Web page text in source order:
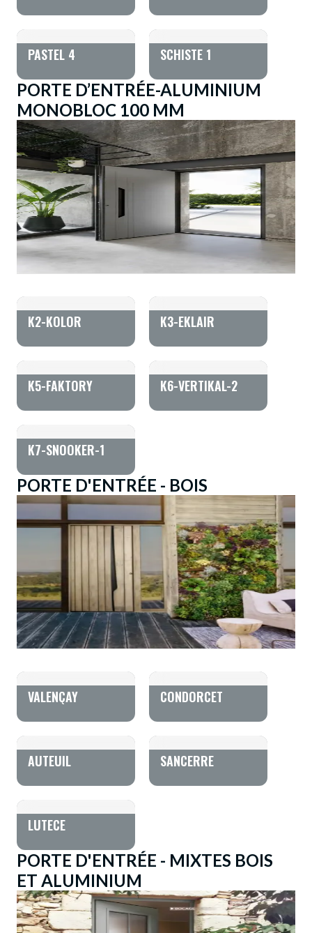
PASTEL 4 SCHISTE 1
PORTE D’ENTRÉE-ALUMINIUM
MONOBLOC 100 MM
K2-KOLOR K3-EKLAIR
K5-FAKTORY K6-VERTIKAL-2
K7-SNOOKER-1
PORTE D'ENTRÉE - BOIS
VALENÇAY CONDORCET
AUTEUIL SANCERRE
LUTECE
PORTE D'ENTRÉE - MIXTES BOIS
ET ALUMINIUM